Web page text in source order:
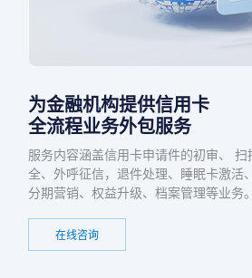
为金融机构提供信用卡
全流程业务外包服务
服务内容涵盖信用卡申请件的初审、
全、外呼征信，退件处理、睡眠卡激活
分期营销、权益升级、档案管理等业务。
在线咨询